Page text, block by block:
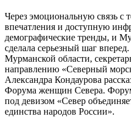
Через эмоциональную связь с
впечатления и доступную
демографические тренды, и
сделала серьезный шаг
Мурманской области,
направлению «Северный
Александра Кондаурова
Форума женщин Севера.
под девизом «Север
единства народов России».